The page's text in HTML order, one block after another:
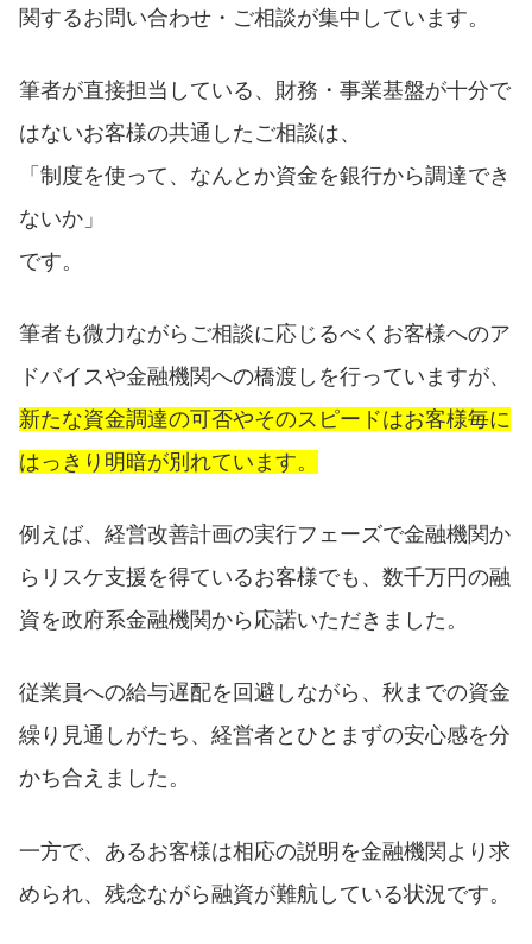
関するお問い合わせ・ご相談が集中しています。
筆者が直接担当している、財務・事業基盤が十分で
はないお客様の共通したご相談は、
「制度を使って、なんとか資金を銀行から調達でき
ないか」
です。
筆者も微力ながらご相談に応じるべくお客様へのア
ドバイスや金融機関への橋渡しを行っていますが、
新たな資金調達の可否やそのスピードはお客様毎に
はっきり明暗が別れています。
例えば、経営改善計画の実行フェーズで金融機関か
らリスケ支援を得ているお客様でも、数千万円の融
資を政府系金融機関から応諾いただきました。
従業員への給与遅配を回避しながら、秋までの資金
繰り見通しがたち、経営者とひとまずの安心感を分
かち合えました。
一方で、あるお客様は相応の説明を金融機関より求
められ、残念ながら融資が難航している状況です。